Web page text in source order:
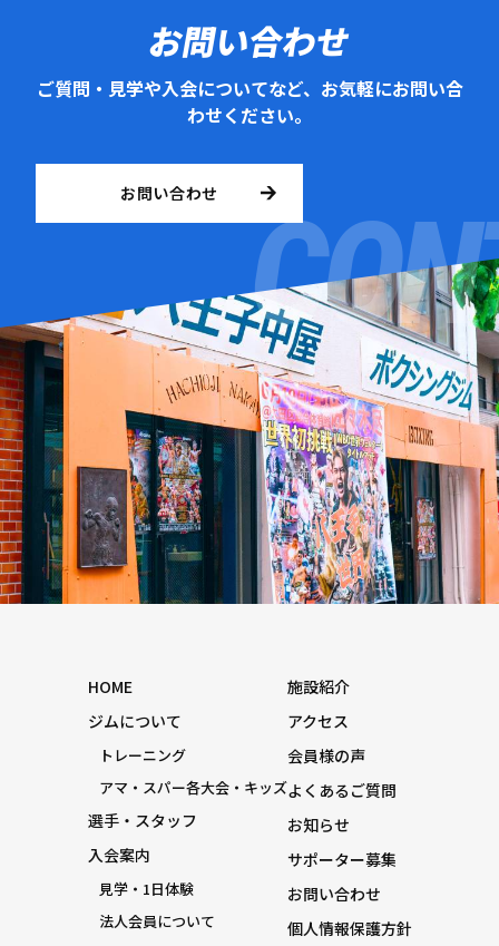
お問い合わせ
ご質問・見学や入会についてなど、お気軽にお問い合
わせください。
お問い合わせ
HOME
ジムについて
トレーニング
アマ・スパー各大会・キッズ
選手・スタッフ
入会案内
見学・1日体験
法人会員について
施設紹介
アクセス
会員様の声
よくあるご質問
お知らせ
サポーター募集
お問い合わせ
個人情報保護方針